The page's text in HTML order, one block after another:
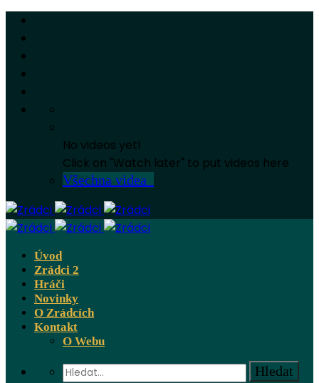
No videos yet!
Click on "Watch later" to put videos here
Všechna videa
Úvod
Zrádci 2
Hráči
Novinky
O Zrádcích
Kontakt
O Webu